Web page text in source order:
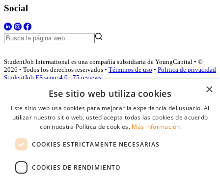
Social
StudentJob International es una compañía subsidiaria de YoungCapital • ©
2026 • Todos los derechos reservados • Términos de uso • Politica de privacidad
StudentJob ES score 4.0 - 75 reviews
Acceso empresas
Contraseña
Recordarme
×
Ese sitio web utiliza cookies
Este sitio web usa cookies para mejorar la experiencia del usuario. Al
utilizar nuestro sitio web, usted acepta todas las cookies de acuerdo
con nuestra Política de cookies. Más información
COOKIES ESTRICTAMENTE NECESARIAS
COOKIES DE RENDIMIENTO